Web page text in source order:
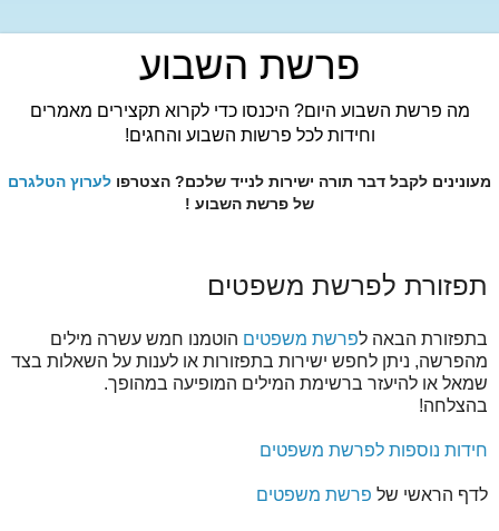
פרשת השבוע
מה פרשת השבוע היום? היכנסו כדי לקרוא תקצירים מאמרים
וחידות לכל פרשות השבוע והחגים!
מעונינים לקבל דבר תורה ישירות לנייד שלכם? הצטרפו לערוץ הטלגרם
של פרשת השבוע !
תפזורת לפרשת משפטים
בתפזורת הבאה לפרשת משפטים הוטמנו חמש עשרה מילים
מהפרשה, ניתן לחפש ישירות בתפזורות או לענות על השאלות בצד
שמאל או להיעזר ברשימת המילים המופיעה במהופך.
בהצלחה!
חידות נוספות לפרשת משפטים
לדף הראשי של פרשת משפטים